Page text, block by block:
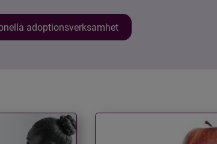
adoptionsverksamhet